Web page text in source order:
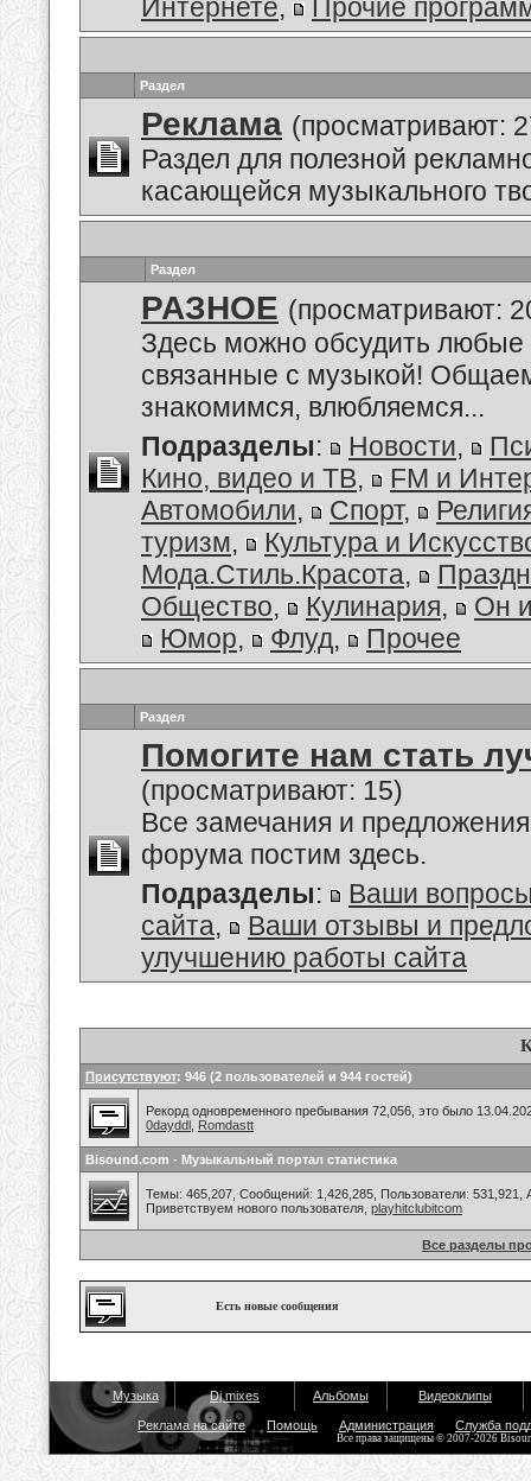
Интернете, Прочие
Раздел
Реклама (просматривают:
Раздел для полезной
касающейся музыкального
Раздел
РАЗНОЕ (просматривают:
Здесь можно обсудить
связанные с музыкой!
знакомимся, влюбляемся...
Подразделы: Новости,
Кино, видео и ТВ,
FM и
Автомобили, Спорт,
туризм,
Культура и
Мода.Стиль.Красота,
Общество, Кулинария,
Он
Юмор, Флуд, Прочее
Раздел
Помогите нам стать
(просматривают: 15)
Все замечания и
форума постим здесь.
Подразделы:
Ваши
сайта,
Ваши отзывы и
улучшению работы сайта
Присутствуют: 946 (2 пользователей и 944 гостей)
Рекорд одновременного пребывания 72,056, это было
0dayddl Romdastt
Bisound.com - Музыкальный портал статистика
Темы: 465,207, Сообщений: 1,426,285, Пользователи: 531,921,
Приветствуем нового пользователя, playhitclubitcom
Все разделы
Есть новые сообщения
Музыка Dj mixes Альбомы Видеоклипы
Реклама на сайте Помощь Администрация Служба
Все права защищены © 2007-2026